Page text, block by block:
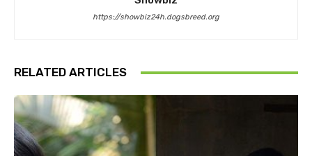
https://showbiz24h.dogsbreed.org
RELATED ARTICLES